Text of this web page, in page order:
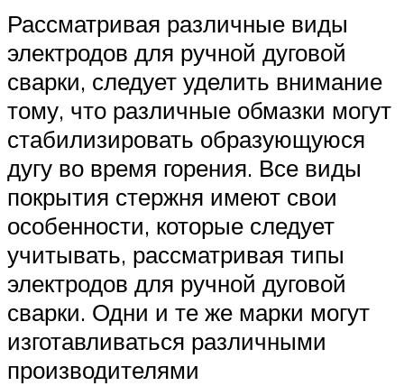
Рассматривая различные виды
электродов для ручной дуговой
сварки, следует уделить внимание
тому, что различные обмазки могут
стабилизировать образующуюся
дугу во время горения. Все виды
покрытия стержня имеют свои
особенности, которые следует
учитывать, рассматривая типы
электродов для ручной дуговой
сварки. Одни и те же марки могут
изготавливаться различными
производителями